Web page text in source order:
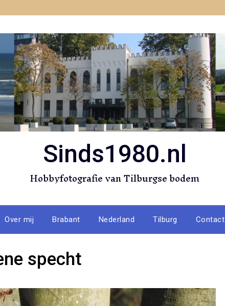
Sinds1980.nl
Hobbyfotografie van Tilburgse bodem
Over mij Brabant Nederland Tilburg Contact
specht